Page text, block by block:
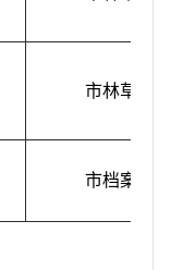
市林草局
市档案局